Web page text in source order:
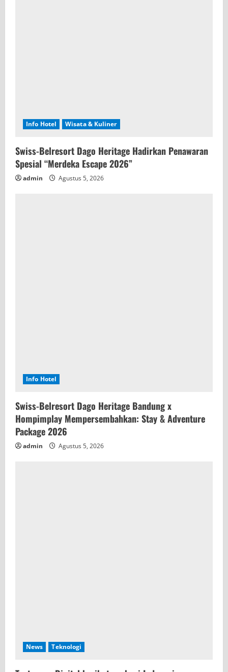
Info Hotel Wisata & Kuliner
Swiss-Belresort Dago Heritage Hadirkan Penawaran
Spesial “Merdeka Escape 2026”
admin Agustus 5, 2026
Info Hotel
Swiss-Belresort Dago Heritage Bandung x
Hompimplay Mempersembahkan: Stay & Adventure
Package 2026
admin Agustus 5, 2026
News Teknologi